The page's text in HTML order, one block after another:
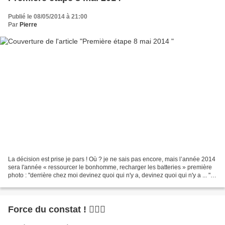
Publié le 08/05/2014 à 21:00
Par Pierre
La décision est prise je pars ! Où ? je ne sais pas encore, mais l’année 2014
sera l'année « ressourcer le bonhomme, recharger les batteries » première
photo : "derrière chez moi devinez quoi qui n'y a, devinez quoi qui n'y a ... "
Force du constat ! 🤷🏻‍♂️